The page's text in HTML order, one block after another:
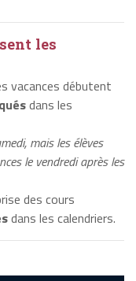
les
vacances débutent
dans les
mais les élèves
le vendredi après les
des cours
dans les calendriers.